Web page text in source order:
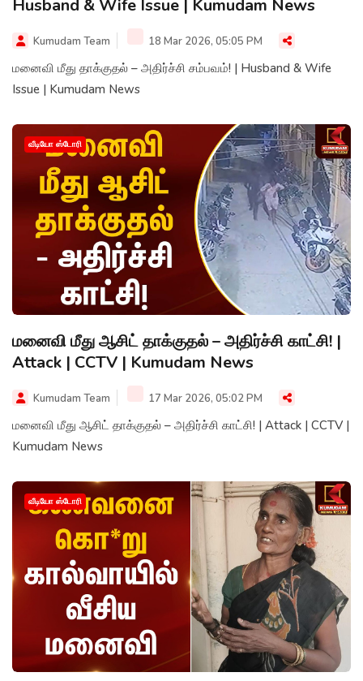
Husband & Wife Issue | Kumudam News
Kumudam Team 18 Mar 2026, 05:05 PM
மனைவி மீது தாக்குதல் – அதிர்ச்சி சம்பவம்! | Husband & Wife
Issue | Kumudam News
வீடியோ ஸ்டோரி
மனைவி மீது ஆசிட் தாக்குதல் – அதிர்ச்சி காட்சி! |
Attack | CCTV | Kumudam News
Kumudam Team 17 Mar 2026, 05:02 PM
மனைவி மீது ஆசிட் தாக்குதல் – அதிர்ச்சி காட்சி! | Attack | CCTV |
Kumudam News
வீடியோ ஸ்டோரி